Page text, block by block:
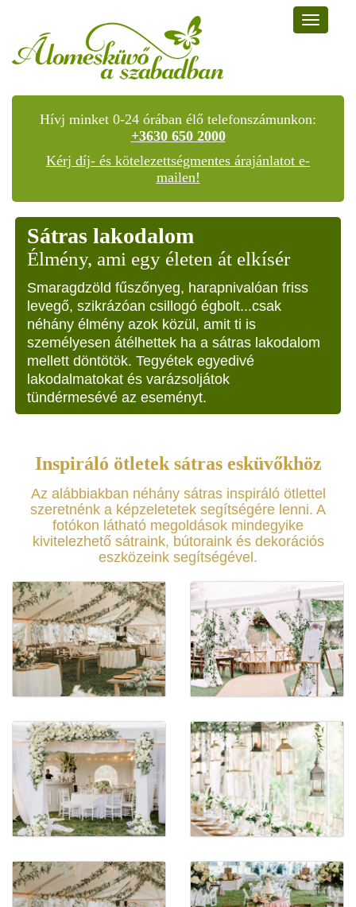
Toggle
Hívj minket 0-24 órában élő telefonszámunkon:
+3630 650 2000
Kérj díj- és kötelezettségmentes árajánlatot e-
mailen!
Sátras lakodalom
Élmény, ami egy életen át elkísér
Smaragdzöld fűszőnyeg, harapnivalóan friss
levegő, szikrázóan csillogó égbolt...csak
néhány élmény azok közül, amit ti is
személyesen átélhettek ha a sátras lakodalom
mellett döntötök. Tegyétek egyedivé
lakodalmatokat és varázsoljátok
tündérmesévé az eseményt.
Inspiráló ötletek sátras esküvőkhöz
Az alábbiakban néhány sátras inspiráló ötlettel
szeretnénk a képzeletetek segítségére lenni. A
fotókon látható megoldások mindegyike
kivitelezhető sátraink, bútoraink és dekorációs
eszközeink segítségével.